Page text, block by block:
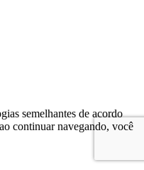
semelhantes de acordo
continuar navegando, você